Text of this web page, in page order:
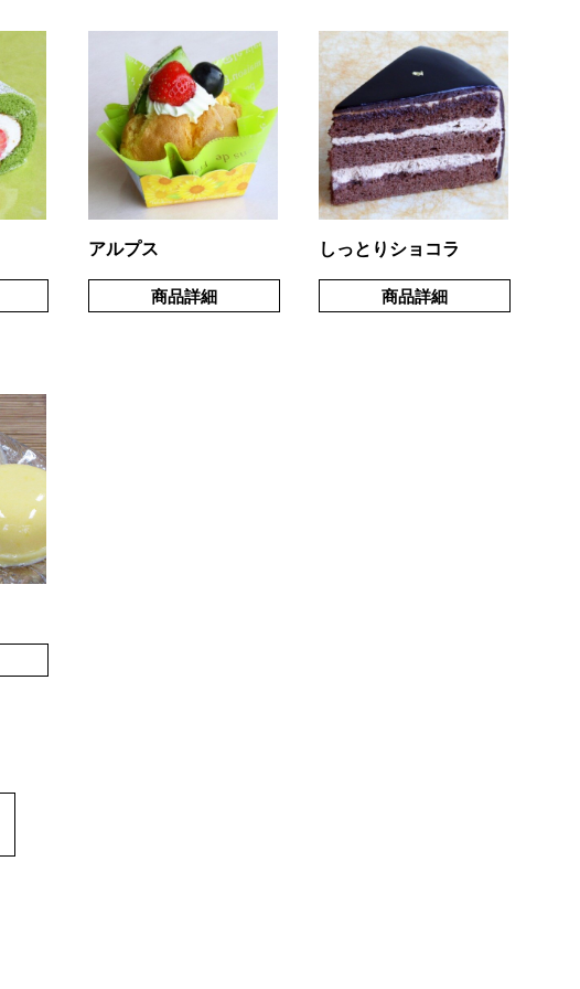
アルプス
商品詳細
しっとりショコラ
商品詳細